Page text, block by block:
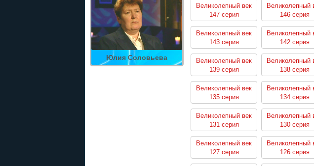
Юлия Соловьева
Великолепный век
147 серия
Великолепный
146 серия
Великолепный век
143 серия
Великолепный
142 серия
Великолепный век
139 серия
Великолепный
138 серия
Великолепный век
135 серия
Великолепный
134 серия
Великолепный век
131 серия
Великолепный
130 серия
Великолепный век
127 серия
Великолепный
126 серия